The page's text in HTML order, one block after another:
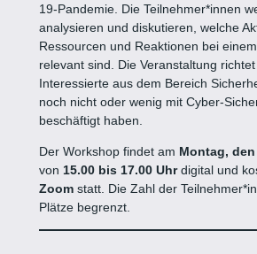
19-Pandemie. Die Teilnehmer*innen
analysieren und diskutieren, welche
Ressourcen und Reaktionen bei
relevant sind. Die Veranstaltung
Interessierte aus dem Bereich
noch nicht oder wenig mit Cyber-
beschäftigt haben.
Der Workshop findet am Montag, den
von 15.00 bis 17.00 Uhrdigital und
Zoom statt. Die Zahl der
Plätze begrenzt.